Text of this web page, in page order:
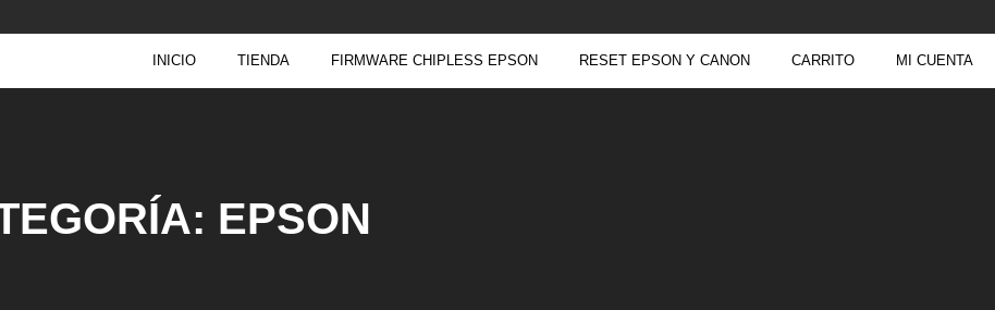
INICIO TIENDA FIRMWARE CHIPLESS EPSON RESET EPSON Y CANON CARRITO MI CUENTA
EPSON